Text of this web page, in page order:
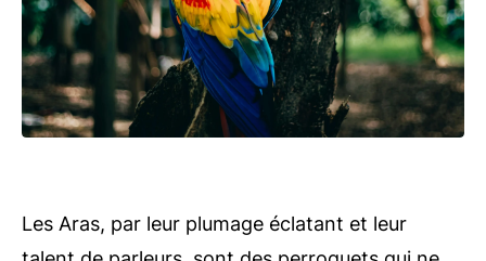
Les Aras, par leur plumage éclatant et leur